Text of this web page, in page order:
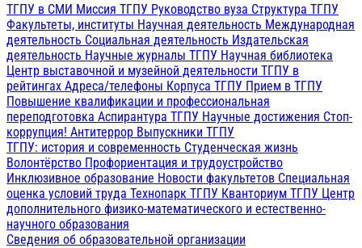
ТГПУ в СМИ Миссия ТГПУ Руководство вуза Структура ТГПУ
Факультеты, институты Научная деятельность Международная
деятельность Социальная деятельность Издательская
деятельность Научные журналы ТГПУ Научная библиотека
Центр выставочной и музейной деятельности ТГПУ в
рейтингах Адреса/телефоны Корпуса ТГПУ Прием в ТГПУ
Повышение квалификации и профессиональная
переподготовка Аспирантура ТГПУ Научные достижения Стоп-
коррупция! Антитеррор Выпускники ТГПУ
ТГПУ: история и современность Студенческая жизнь
Волонтёрство Профориентация и трудоустройство
Инклюзивное образование Новости факультетов Специальная
оценка условий труда Технопарк ТГПУ Кванториум ТГПУ Центр
дополнительного физико-математического и естественно-
научного образования
Сведения об образовательной организации